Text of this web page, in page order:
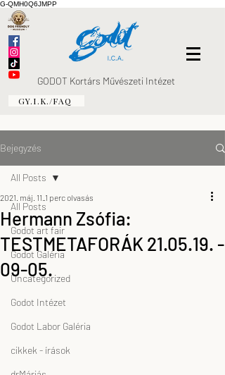
G-QMH0Q6JMPP
GODOT Kortárs Művészeti Intézet
GY.I.K./FAQ
Bejegyzés
All Posts
Godot art fair
Godot Galéria
Uncategorized
Godot Intézet
Godot Labor Galéria
cikkek - írások
All Posts
Hermann Zsófia:
TESTMETAFORÁK 21.05.19. -
09-05.
2021. máj. 11. 1 perc olvasás